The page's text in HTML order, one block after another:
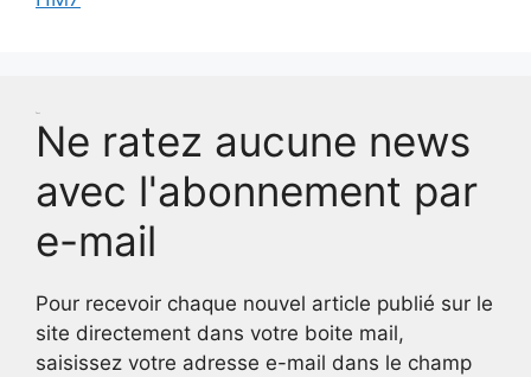
Ne ratez aucune news
avec l'abonnement par
e-mail
Pour recevoir chaque nouvel article publié sur le
site directement dans votre boite mail,
saisissez votre adresse e-mail dans le champ